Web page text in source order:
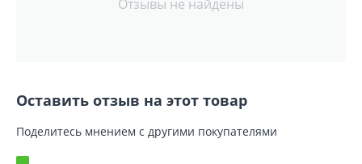
Отзывы не найдены
Оставить отзыв на этот товар
Поделитесь мнением с другими покупателями